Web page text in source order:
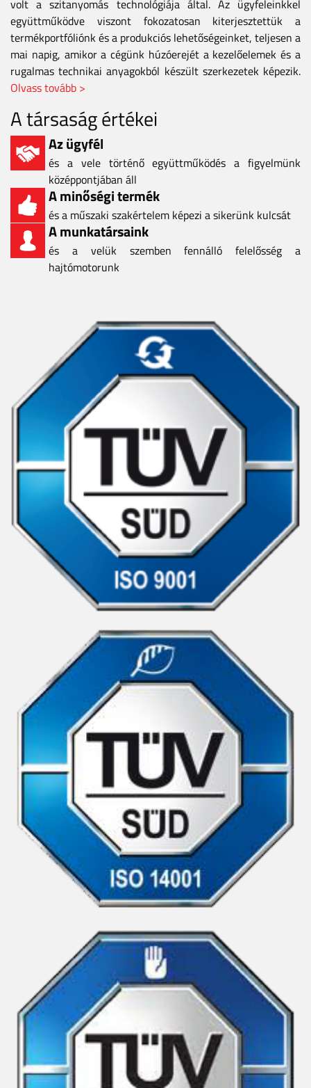
volt a szitanyomás technológiája által. Az ügyfeleinkkel
együttműködve viszont fokozatosan kiterjesztettük a
termékportfóliónk és a produkciós lehetőségeinket, teljesen a
mai napig, amikor a cégünk húzóerejét a kezelőelemek és a
rugalmas technikai anyagokból készült szerkezetek képezik.
Olvass tovább >
A társaság értékei
Az ügyfél
és a vele történő együttműködés a figyelmünk
középpontjában áll
A minőségi termék
és a műszaki szakértelem képezi a sikerünk kulcsát
A munkatársaink
és a velük szemben fennálló felelősség a
hajtómotorunk